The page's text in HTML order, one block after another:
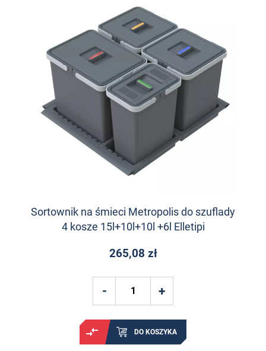
Sortownik na śmieci Metropolis do szuflady
4 kosze 15l+10l+10l +6l Elletipi
265,08 zł
DO KOSZYKA